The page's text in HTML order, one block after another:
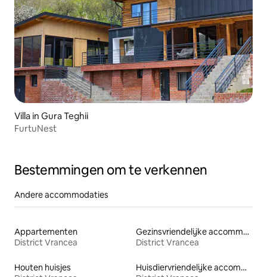
Villa in Gura Teghii
FurtuNest
Bestemmingen om te verkennen
Andere accommodaties
Appartementen
District Vrancea
Gezinsvriendelijke accommodaties
District Vrancea
Houten huisjes
Huisdiervriendelijke accommodaties